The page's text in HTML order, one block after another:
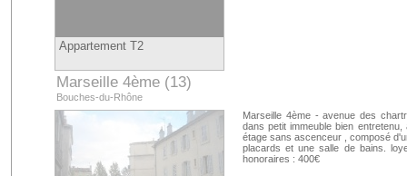
Appartement T2
Marseille 4ème (13)
Bouches-du-Rhône
Marseille 4ème - avenue des
dans petit immeuble bien
étage sans ascenceur , composé
placards et une salle de bains.
honoraires : 400€